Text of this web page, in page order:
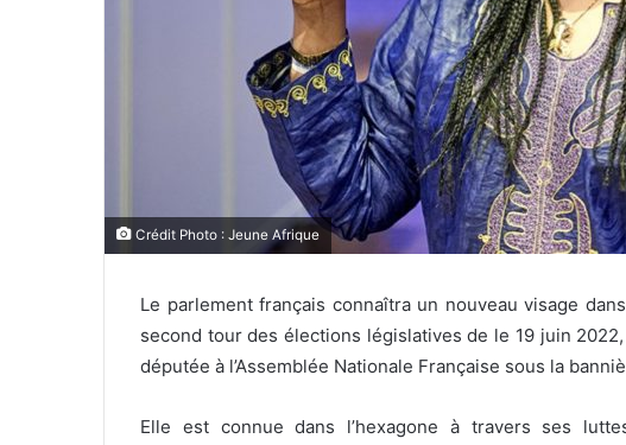
Crédit Photo : Jeune Afrique
Le parlement français connaîtra un nouveau visage
second tour des élections législatives de le 19 juin
députée à l’Assemblée Nationale Française sous la
Elle est connue dans l’hexagone à travers ses